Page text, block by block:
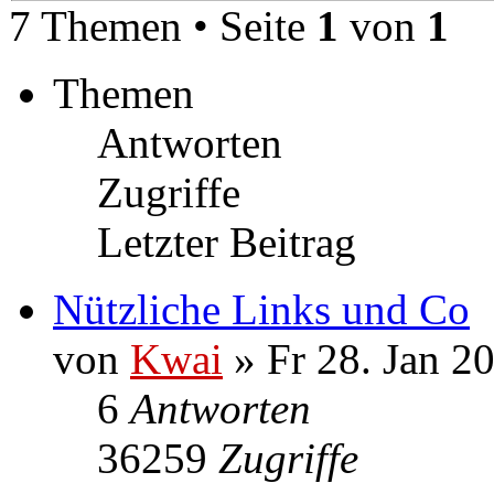
7 Themen • Seite 1 von 1
Themen
Antworten
Zugriffe
Letzter Beitrag
Nützliche Links und Co
von Kwai » Fr 28. Jan
6Antworten
36259 Zugriffe